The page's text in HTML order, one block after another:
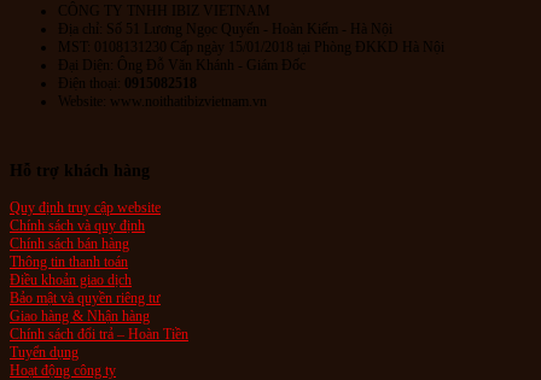
CÔNG TY TNHH IBIZ VIETNAM
Địa chỉ: Số 51 Lương Ngọc Quyến - Hoàn Kiếm - Hà Nội
MST: 0108131230 Cấp ngày 15/01/2018 tại Phòng ĐKKD Hà Nội
Đại Diện: Ông Đỗ Văn Khánh - Giám Đốc
Điện thoại: 0915082518
Website: www.noithatibizvietnam.vn
Hỗ trợ khách hàng
Quy định truy cập website
Chính sách và quy định
Chính sách bán hàng
Thông tin thanh toán
Điều khoản giao dịch
Bảo mật và quyền riêng tư
Giao hàng & Nhận hàng
Chính sách đổi trả – Hoàn Tiền
Tuyển dụng
Hoạt động công ty